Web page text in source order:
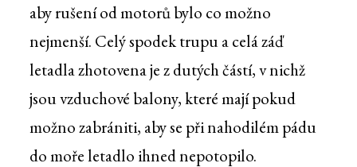
aby rušení od motorů bylo co možno
nejmenší. Celý spodek trupu a celá záď
letadla zhotovena je z dutých částí, v nichž
jsou vzduchové balony, které mají pokud
možno zabrániti, aby se při nahodilém pádu
do moře letadlo ihned nepotopilo.